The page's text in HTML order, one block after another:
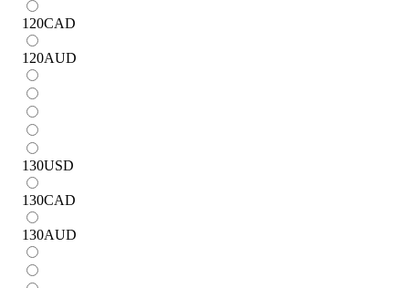
120CAD
120AUD
130USD
130CAD
130AUD